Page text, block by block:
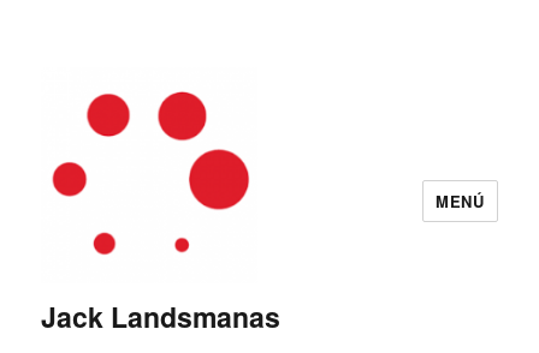
Jack Landsmanas
MENÚ